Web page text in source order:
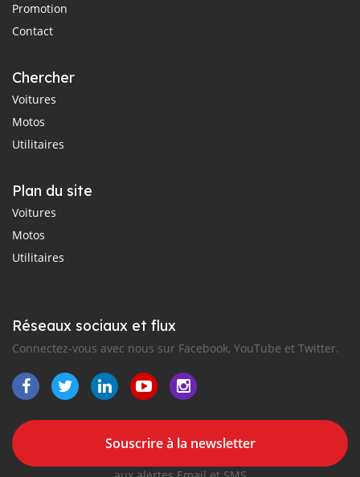
Promotion
Contact
Chercher
Voitures
Motos
Utilitaires
Plan du site
Voitures
Motos
Utilitaires
Réseaux sociaux et flux
Connectez-vous avec nous sur Facebook, YouTube et Twitter.
Souscrire à la newsletter